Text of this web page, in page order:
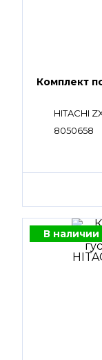
Комплект
HITACHI
8050658
В наличии